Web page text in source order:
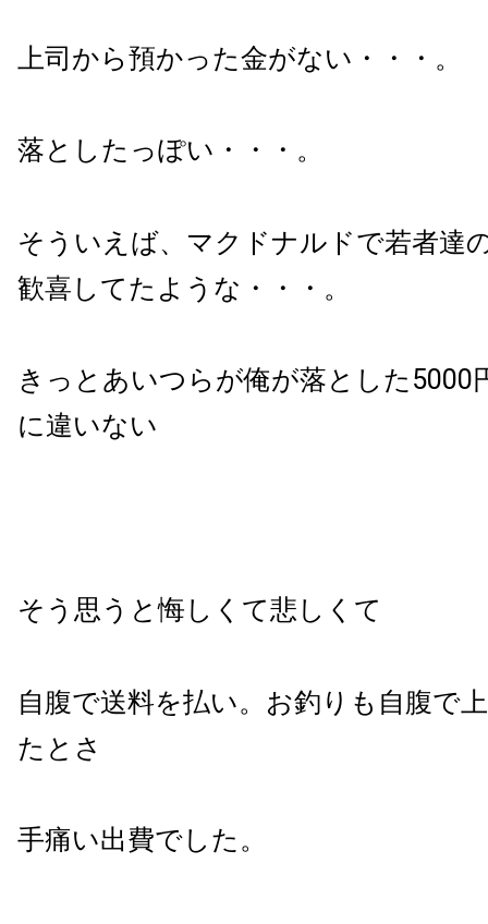
上司から預かった金がない・・・。
落としたっぽい・・・。
そういえば、マクドナルドで若者達
歓喜してたような・・・。
きっとあいつらが俺が落とした5000
に違いない
そう思うと悔しくて悲しくて
自腹で送料を払い。お釣りも自腹で
たとさ
手痛い出費でした。